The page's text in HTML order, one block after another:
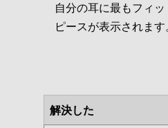
自分の耳に最もフィ
ピースが表示されます
解決した